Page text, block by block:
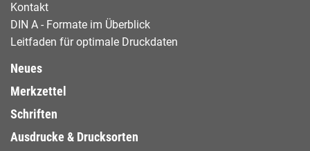
Kontakt
DIN A - Formate im Überblick
Leitfaden für optimale Druckdaten
Neues
Merkzettel
Schriften
Ausdrucke & Drucksorten